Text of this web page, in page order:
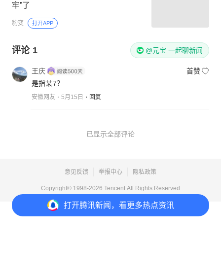
打开腾讯新闻，看更多热点资讯
牢”了
豹变 打开APP
评论 1 @元宝 一起聊新闻
王庆
首赞
是指某7？
安徽网友 5月15日 回复
已显示全部评论
意见反馈 举报中心 隐私政策
Copyright© 1998-2026 Tencent.All Rights Reserved